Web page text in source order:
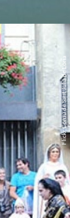
Flickr Comú de Sant Julià de Lòria